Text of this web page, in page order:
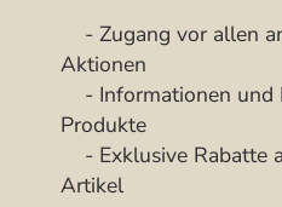
- Zugang vor allen
Aktionen
- Informationen und
Produkte
- Exklusive Rabatte
Artikel